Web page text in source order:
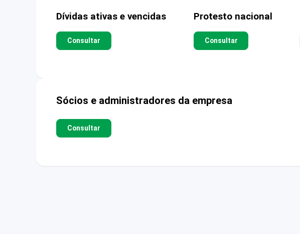
Dívidas ativas e vencidas
Consultar
Protesto nacional
Consultar
Sócios e administradores da empresa
Consultar